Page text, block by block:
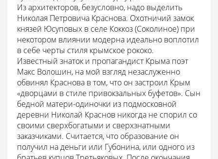
Из архитекторов, безусловно, надо выделить
Николая Петровича Краснова. Охотничий замок
князей Юсуповых в селе Коккоз (Соколиное) при
некотором влиянии модерна идеально воплотил
в себе черты стиля крымское рококо.
Известный знаток и пропагандист Крыма поэт
Макс Волошин, на мой взгляд незаслуженно
обвинял Краснова в том, что он застроил Крым
«дворцами в стиле привокзальных буфетов». Сын
бедной матери-одиночки из подмосковной
деревни Николай Краснов никогда не спорил со
своими сверхбогатыми и сверхзнатными
заказчиками. Считается, что образование он
получил на деньги или Губонина, или одного из